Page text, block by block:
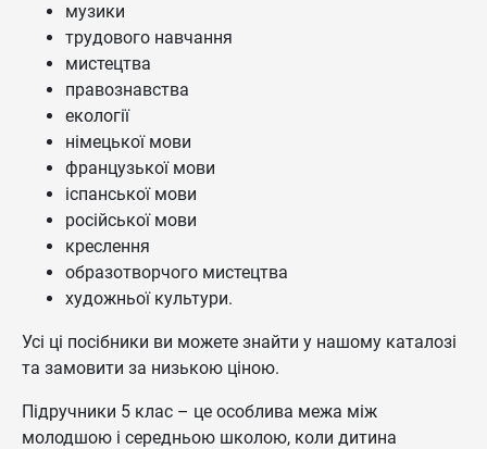
музики
трудового навчання
мистецтва
правознавства
екології
німецької мови
французької мови
іспанської мови
російської мови
креслення
образотворчого мистецтва
художньої культури.
Усі ці посібники ви можете знайти у нашому каталозі
та замовити за низькою ціною.
Підручники 5 клас – це особлива межа між
молодшою і середньою школою, коли дитина